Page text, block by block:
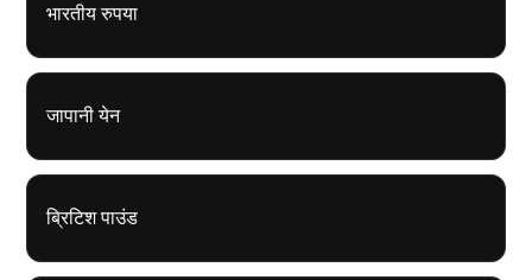
भारतीय रुपया
जापानी येन
ब्रिटिश पाउंड